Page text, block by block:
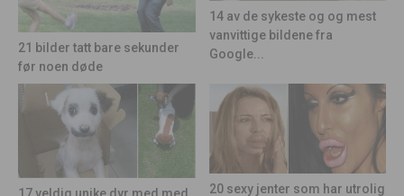
21 bilder tatt bare sekunder
før noen døde
14 av de sykeste og og mest
vanvittige bildene fra
Google...
20 sexy jenter som har utrolig